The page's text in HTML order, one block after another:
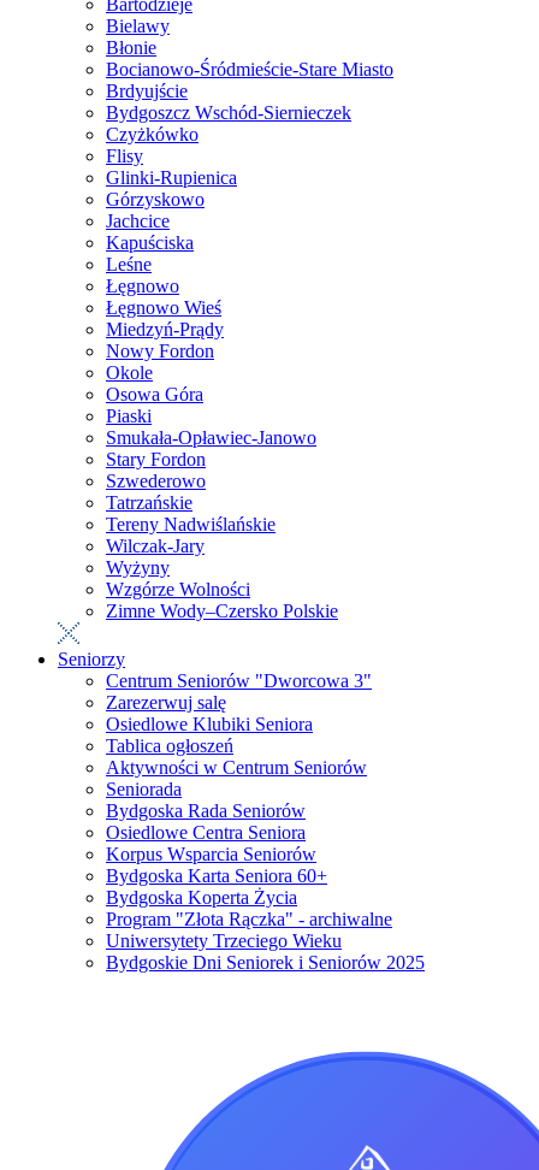
Bielawy
Błonie
Bocianowo-Śródmieście-Stare Miasto
Brdyujście
Bydgoszcz Wschód-Siernieczek
Czyżkówko
Flisy
Glinki-Rupienica
Górzyskowo
Jachcice
Kapuściska
Leśne
Łęgnowo
Łęgnowo Wieś
Miedzyń-Prądy
Nowy Fordon
Okole
Osowa Góra
Piaski
Smukała-Opławiec-Janowo
Stary Fordon
Szwederowo
Tatrzańskie
Tereny Nadwiślańskie
Wilczak-Jary
Wyżyny
Wzgórze Wolności
Zimne Wody–Czersko Polskie
Seniorzy
Centrum Seniorów "Dworcowa 3"
Zarezerwuj salę
Osiedlowe Klubiki Seniora
Tablica ogłoszeń
Aktywności w Centrum Seniorów
Seniorada
Bydgoska Rada Seniorów
Osiedlowe Centra Seniora
Korpus Wsparcia Seniorów
Bydgoska Karta Seniora 60+
Bydgoska Koperta Życia
Program "Złota Rączka" - archiwalne
Uniwersytety Trzeciego Wieku
Bydgoskie Dni Seniorek i Seniorów 2025